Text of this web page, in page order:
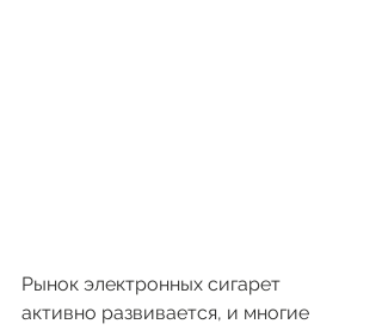
Рынок электронных сигарет
активно развивается, и многие